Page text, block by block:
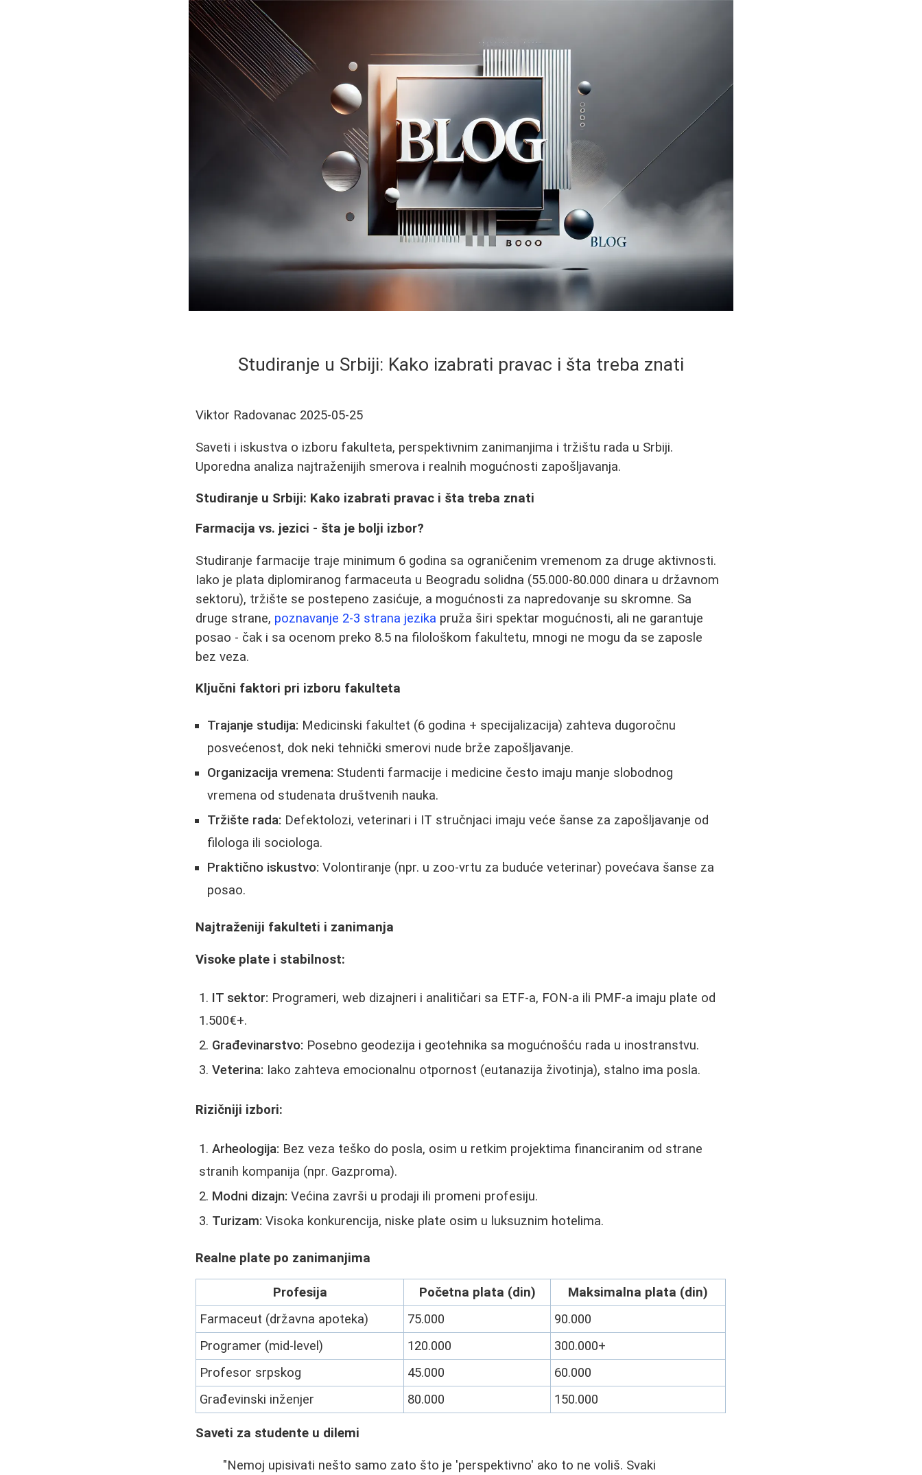
Studiranje u Srbiji: Kako izabrati pravac i šta treba znati
Viktor Radovanac 2025-05-25
Saveti i iskustva o izboru fakulteta, perspektivnim zanimanjima i tržištu rada u Srbiji.
Uporedna analiza najtraženijih smerova i realnih mogućnosti zapošljavanja.
Studiranje u Srbiji: Kako izabrati pravac i šta treba znati
Farmacija vs. jezici - šta je bolji izbor?
Studiranje farmacije traje minimum 6 godina sa ograničenim vremenom za druge aktivnosti.
Iako je plata diplomiranog farmaceuta u Beogradu solidna (55.000-80.000 dinara u državnom
sektoru), tržište se postepeno zasićuje, a mogućnosti za napredovanje su skromne. Sa
druge strane, poznavanje 2-3 strana jezika pruža širi spektar mogućnosti, ali ne garantuje
posao - čak i sa ocenom preko 8.5 na filološkom fakultetu, mnogi ne mogu da se zaposle
bez veza.
Ključni faktori pri izboru fakulteta
Trajanje studija: Medicinski fakultet (6 godina + specijalizacija) zahteva dugoročnu
posvećenost, dok neki tehnički smerovi nude brže zapošljavanje.
Organizacija vremena: Studenti farmacije i medicine često imaju manje slobodnog
vremena od studenata društvenih nauka.
Tržište rada: Defektolozi, veterinari i IT stručnjaci imaju veće šanse za zapošljavanje od
filologa ili sociologa.
Praktično iskustvo: Volontiranje (npr. u zoo-vrtu za buduće veterinar) povećava šanse za
posao.
Najtraženiji fakulteti i zanimanja
Visoke plate i stabilnost:
IT sektor: Programeri, web dizajneri i analitičari sa ETF-a, FON-a ili PMF-a imaju plate od
1.500€+.
Građevinarstvo: Posebno geodezija i geotehnika sa mogućnošću rada u inostranstvu.
Veterina: Iako zahteva emocionalnu otpornost (eutanazija životinja), stalno ima posla.
Rizičniji izbori:
Arheologija: Bez veza teško do posla, osim u retkim projektima financiranim od strane
stranih kompanija (npr. Gazproma).
Modni dizajn: Većina završi u prodaji ili promeni profesiju.
Turizam: Visoka konkurencija, niske plate osim u luksuznim hotelima.
Realne plate po zanimanjima
Profesija Početna plata (din)
Maksimalna plata (din)
Farmaceut (državna apoteka)
75.000
90.000
Programer (mid-level)
120.000
300.000+
Profesor srpskog
45.000
60.000
Građevinski inženjer
80.000 150.000
Saveti za studente u dilemi
"Nemoj upisivati nešto samo zato što je 'perspektivno' ako to ne voliš. Svaki